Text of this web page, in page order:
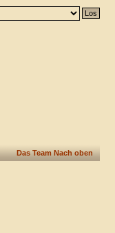
Das Team Nach oben